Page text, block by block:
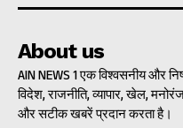
About us
AIN NEWS 1 एक विश्वसनीय और
विदेश, राजनीति, व्यापार, खेल,
और सटीक खबरें प्रदान करता है।